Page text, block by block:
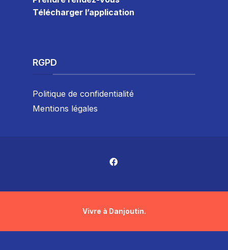
Télécharger l’application
RGPD
Politique de confidentialité
Mentions légales
Vivre à Danjoutin.